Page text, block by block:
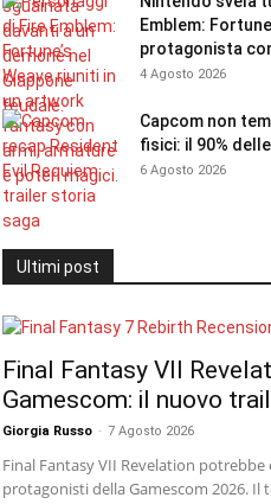
Emblem:
protagonista
4 Agosto 2026
Capcom non
fisici: il 90%
6 Agosto 2026
Ultimi post
Final Fantasy VII
Gamescom: il nuovo
Giorgia Russo - 7 Agosto 2026
Final Fantasy VII Revelation
protagonisti della Gamescom 2026. Il